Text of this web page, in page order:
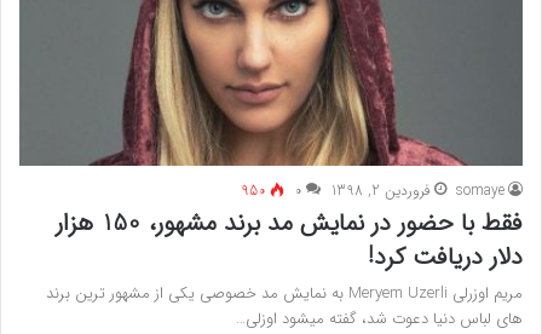
somaye فروردین 2, 1398 ۰ 950
فقط با حضور در نمایش مد برند مشهور، 150 هزار
دلار دریافت کرد!
مریم اوزرلی Meryem Uzerli به نمایش مد خصوصی یکی از مشهور ترین برند
های لباس دنیا دعوت شد، گفته میشود اوزلی…